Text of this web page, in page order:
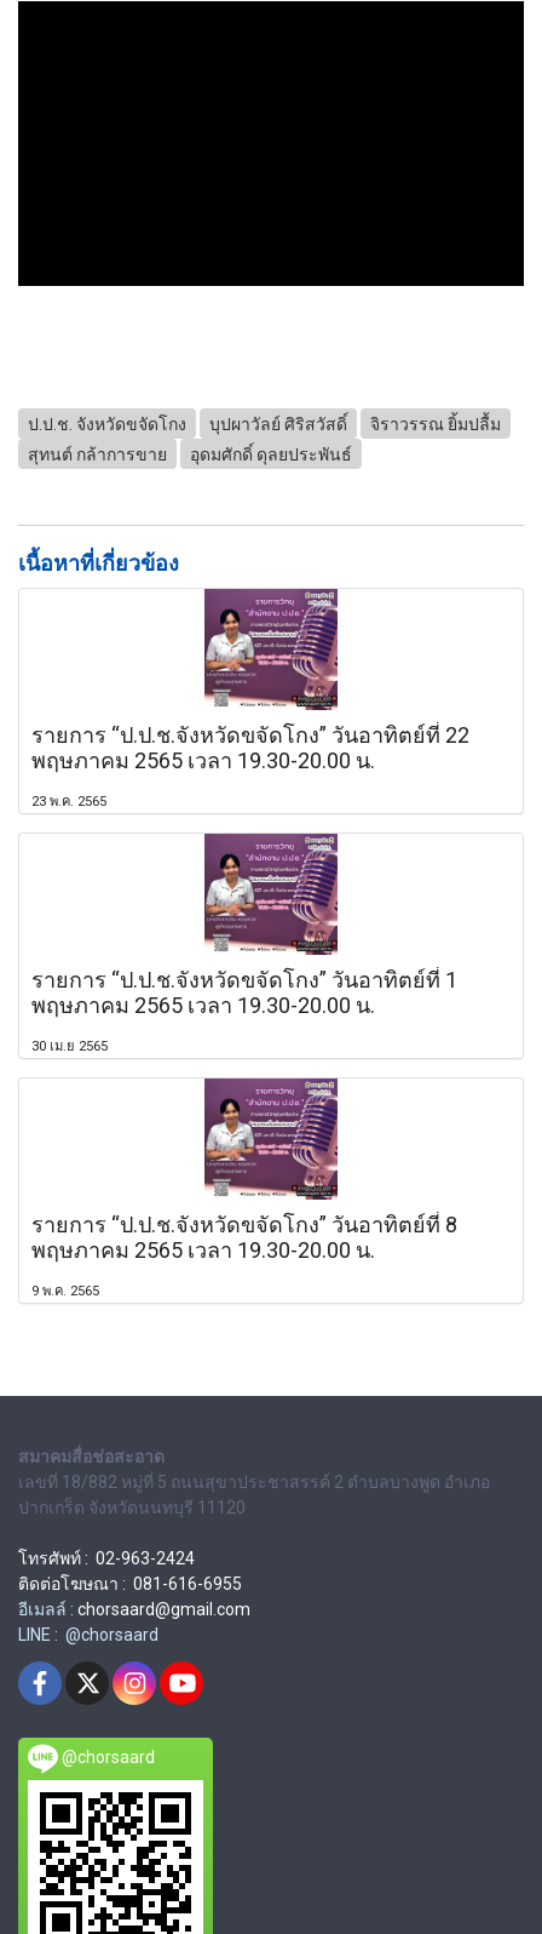
ป.ป.ช. จังหวัดขจัดโกง บุปผาวัลย์ ศิริสวัสดิ์
จิราวรรณ ยิ้มปลื้ม
สุทนต์ กล้าการขาย
อุดมศักดิ์ ดุลยประพันธ์
เนื้อหาที่เกี่ยวข้อง
รายการ “ป.ป.ช.จังหวัดขจัดโกง” วันอาทิตย์ที่ 22
พฤษภาคม 2565 เวลา 19.30-20.00 น.
23 พ.ค. 2565
รายการ “ป.ป.ช.จังหวัดขจัดโกง” วันอาทิตย์ที่ 1
พฤษภาคม 2565 เวลา 19.30-20.00 น.
30 เม.ย 2565
รายการ “ป.ป.ช.จังหวัดขจัดโกง” วันอาทิตย์ที่ 8
พฤษภาคม 2565 เวลา 19.30-20.00 น.
9 พ.ค. 2565
สมาคมสื่อช่อสะอาด
เลขที่ 18/882 หมู่ที่ 5 ถนนสุขาประชาสรรค์ 2 ตำบลบางพูด อำเภอ
ปากเกร็ด จังหวัดนนทบุรี 11120
โทรศัพท์ : 02-963-2424
ติดต่อโฆษณา : 081-616-6955
อีเมลล์ : chorsaard@gmail.com
LINE : @chorsaard
@chorsaard